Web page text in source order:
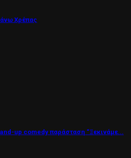
Χρέπας
up comedy παράσταση “Ξεκινάμε...